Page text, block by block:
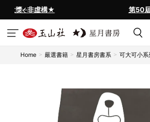
第50屆金鼎獎兒童及
Home 嚴選書籍 星月書房書系 可大可小系